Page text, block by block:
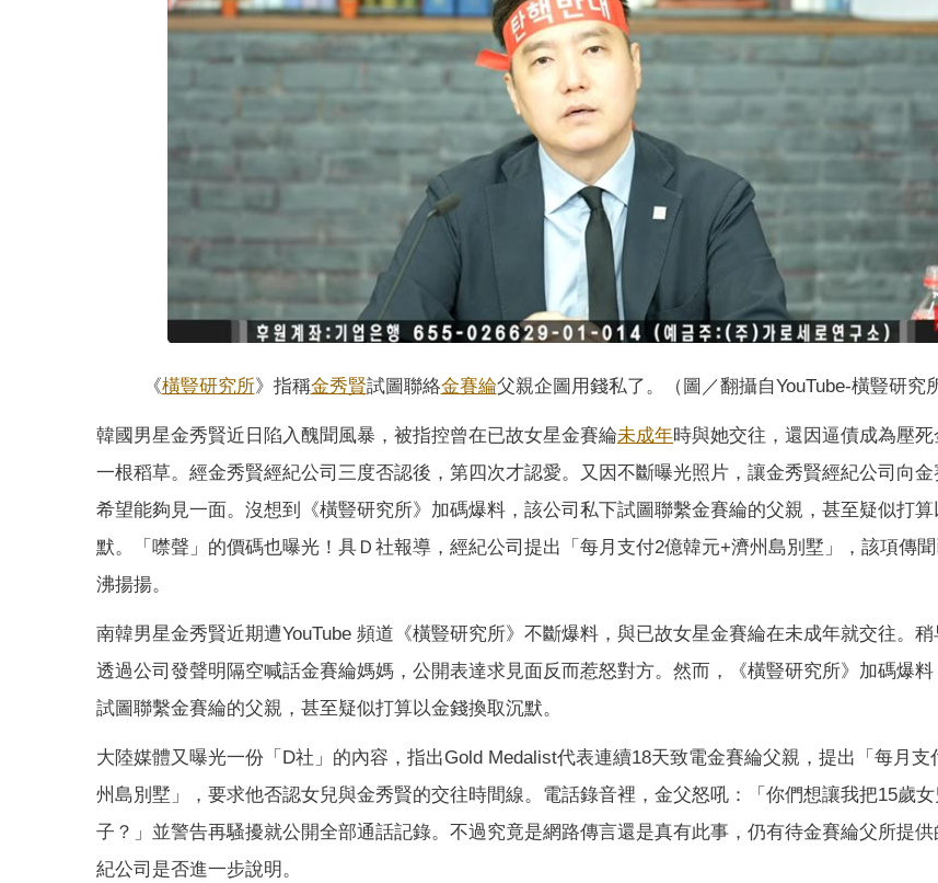
《橫豎研究所》指稱金秀賢試圖聯絡金賽綸父親企圖用錢私了。（圖／翻攝自YouTube-橫豎研究
韓國男星金秀賢近日陷入醜聞風暴，被指控曾在已故女星金賽綸未成年時與她交往，還因逼債成為壓
一根稻草。經金秀賢經紀公司三度否認後，第四次才認愛。又因不斷曝光照片，讓金秀賢經紀公司向
希望能夠見一面。沒想到《橫豎研究所》加碼爆料，該公司私下試圖聯繫金賽綸的父親，甚至疑似打
默。「噤聲」的價碼也曝光！具Ｄ社報導，經紀公司提出「每月支付2億韓元+濟州島別墅」，該項傳
沸揚揚。
南韓男星金秀賢近期遭YouTube 頻道《橫豎研究所》不斷爆料，與已故女星金賽綸在未成年就交往。
透過公司發聲明隔空喊話金賽綸媽媽，公開表達求見面反而惹怒對方。然而，《橫豎研究所》加碼爆
試圖聯繫金賽綸的父親，甚至疑似打算以金錢換取沉默。
大陸媒體又曝光一份「D社」的內容，指出Gold Medalist代表連續18天致電金賽綸父親，提出「每月支
州島別墅」，要求他否認女兒與金秀賢的交往時間線。電話錄音裡，金父怒吼：「你們想讓我把15歲
子？」並警告再騷擾就公開全部通話記錄。不過究竟是網路傳言還是真有此事，仍有待金賽綸父所提
紀公司是否進一步說明。